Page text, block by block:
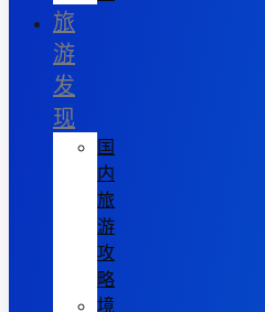
旅
游
发
现
国
内
旅
游
攻
略
境